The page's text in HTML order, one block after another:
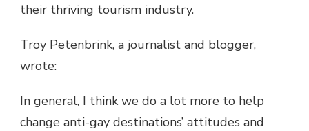
their thriving tourism industry.
Troy Petenbrink, a journalist and blogger,
wrote:
In general, I think we do a lot more to help
change anti-gay destinations’ attitudes and